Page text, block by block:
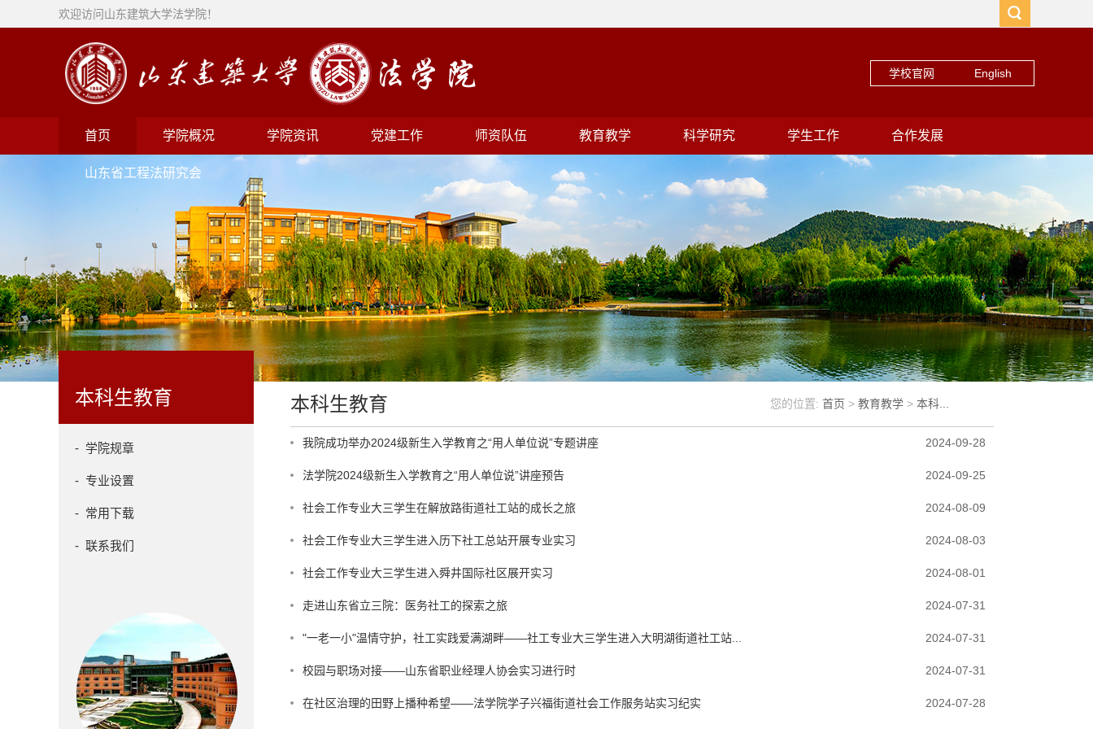
欢迎访问山东建筑大学法学院！
学校官网 English
首页 学院概况 学院资讯 党建工作 师资队伍 教育教学 科学研究 学生工作 合作发展
山东省工程法研究会
本科生教育
- 学院规章
- 专业设置
- 常用下载
- 联系我们
本科生教育 您的位置: 首页 > 教育教学 > 本科...
2024-09-28
我院成功举办2024级新生入学教育之“用人单位说”专题讲座
2024-09-25
法学院2024级新生入学教育之“用人单位说”讲座预告
2024-08-09
社会工作专业大三学生在解放路街道社工站的成长之旅
2024-08-03
社会工作专业大三学生进入历下社工总站开展专业实习
2024-08-01
社会工作专业大三学生进入舜井国际社区展开实习
2024-07-31
走进山东省立三院：医务社工的探索之旅
2024-07-31
"一老一小"温情守护，社工实践爱满湖畔——社工专业大三学生进入大明湖街道社工站...
2024-07-31
校园与职场对接——山东省职业经理人协会实习进行时
2024-07-28
在社区治理的田野上播种希望——法学院学子兴福街道社会工作服务站实习纪实